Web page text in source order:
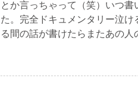
とか言っちゃって（笑）いつ
た。完全ドキュメンタリー泣
る間の話が書けたらまたあの